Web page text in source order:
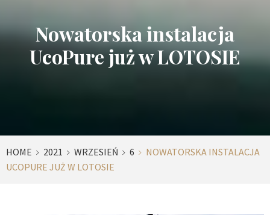
Nowatorska instalacja
UcoPure już w LOTOSIE
HOME 2021 WRZESIEŃ 6
NOWATORSKA INSTALACJA
UCOPURE JUŻ W LOTOSIE